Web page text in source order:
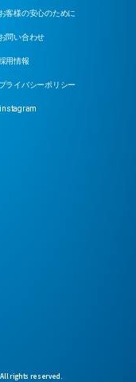
客様の安心のために
問い合わせ
用情報
ライバシーポリシー
All rights reserved.